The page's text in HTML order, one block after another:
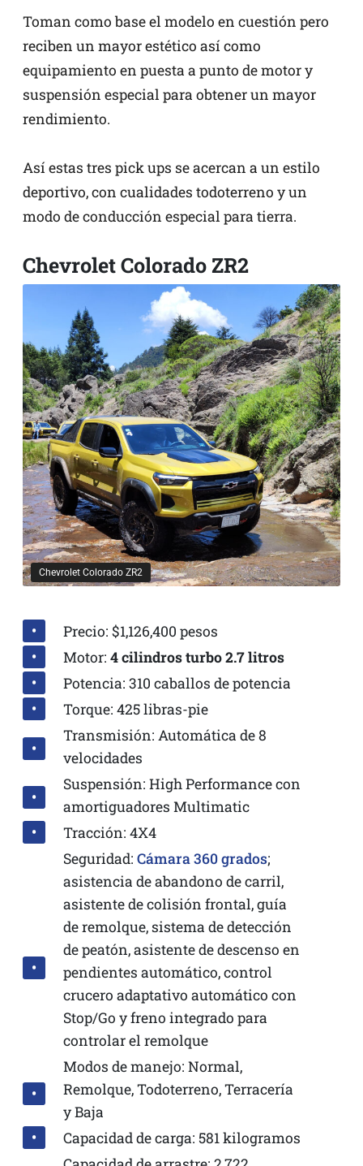
Toman como base el modelo en cuestión pero
reciben un mayor estético así como
equipamiento en puesta a punto de motor y
suspensión especial para obtener un mayor
rendimiento.
Así estas tres pick ups se acercan a un estilo
deportivo, con cualidades todoterreno y un
modo de conducción especial para tierra.
Chevrolet Colorado ZR2
Chevrolet Colorado ZR2
Precio: $1,126,400 pesos
Motor: 4 cilindros turbo 2.7 litros
Potencia: 310 caballos de potencia
Torque: 425 libras-pie
Transmisión: Automática de 8
velocidades
Suspensión: High Performance con
amortiguadores Multimatic
Tracción: 4X4
Seguridad: Cámara 360 grados;
asistencia de abandono de carril,
asistente de colisión frontal, guía
de remolque, sistema de detección
de peatón, asistente de descenso en
pendientes automático, control
crucero adaptativo automático con
Stop/Go y freno integrado para
controlar el remolque
Modos de manejo: Normal,
Remolque, Todoterreno, Terracería
y Baja
Capacidad de carga: 581 kilogramos